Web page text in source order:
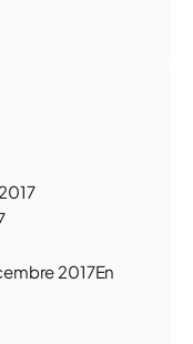
2017En